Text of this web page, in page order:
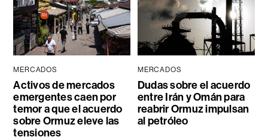
MERCADOS
Activos de mercados
emergentes caen por
temor a que el acuerdo
sobre Ormuz eleve las
tensiones
MERCADOS
Dudas sobre el acuerdo
entre Irán y Omán para
reabrir Ormuz impulsan
al petróleo